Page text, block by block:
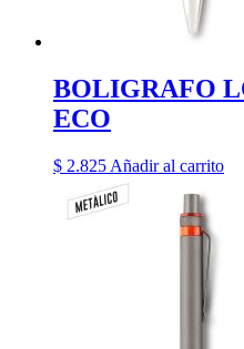
BOLIGRAFO
ECO
$ 2.825 Añadir al carrito